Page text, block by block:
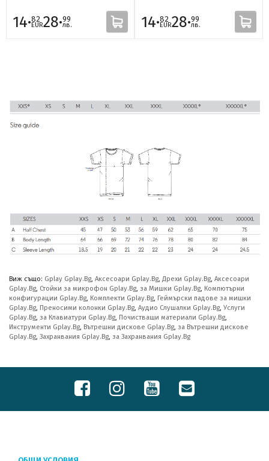
14·82
EUR28·99
лв. 14·82
EUR28·99
лв.
Виж също: Gplay Gplay.Bg, Аксесоари Gplay.Bg, Дрехи Gplay.Bg, Аксесоари
Gplay.Bg, Стойки за микрофон Gplay.Bg, за Мишки Gplay.Bg, Компютърни
конфигурации Gplay.Bg, Комплекти Gplay.Bg, Геймърски падове за мишки
Gplay.Bg, Преносими колонки Gplay.Bg, Аудио Слушалки Gplay.Bg, Услуги
Gplay.Bg, за Клавиатури Gplay.Bg, Почистващи материали Gplay.Bg,
Инструменти Gplay.Bg, Вътрешни дискове Gplay.Bg, за Вътрешни дискове
Gplay.Bg, Захранвания Gplay.Bg, за Захранвания Gplay.Bg